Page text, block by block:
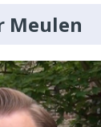
Meulen